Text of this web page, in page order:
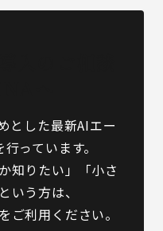
した最新AIエー
っています。
知りたい」「小さ
いう方は、
ご利用ください。